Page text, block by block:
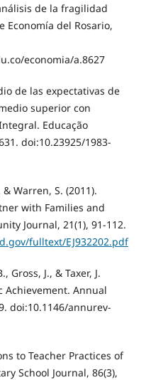
de la fragilidad
Economía del Rosario,
economia/a.8627
de las expectativas de
superior con
Educação
doi:10.23925/1983-
Warren, S. (2011).
with Families and
Journal, 21(1), 91-112.
fulltext/EJ932202.pdf
Gross, J., & Taxer, J.
Achievement. Annual
doi:10.1146/annurev-
to Teacher Practices of
School Journal, 86(3),